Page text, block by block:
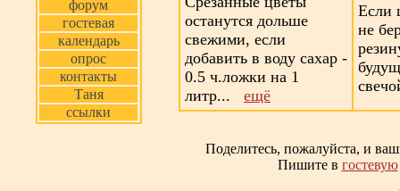
форум
гостевая
календарь
опрос
контакты
Таня
ссылки
останутся дольше
свежими, если
добавить в воду сахар -
0.5 ч.ложки на 1
литр... ещё
Если
не
Поделитесь, пожалуйста, и
Пишите в гостевую